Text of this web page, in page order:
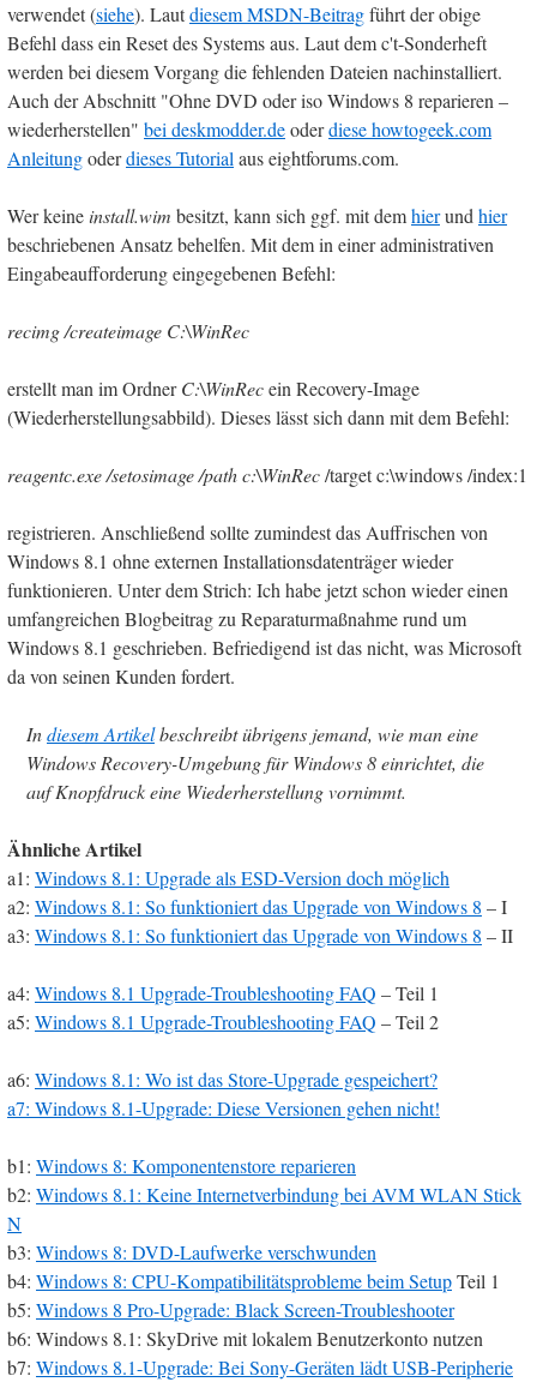
verwendet (siehe). Lautdiesem MSDN-Beitragführt der obige
Befehl dass ein Reset des Systems aus. Laut dem c't-Sonderheft
werden bei diesem Vorgang die fehlenden Dateien nachinstalliert.
Auch der Abschnitt "Ohne DVD oder iso Windows 8 reparieren –
wiederherstellen" bei deskmodder.deoderdiese howtogeek.com
Anleitungoderdieses Tutorialaus eightforums.com.
Wer keineinstall.wim besitzt, kann sich ggf. mit demhierundhier
beschriebenen Ansatz behelfen. Mit dem in einer administrativen
Eingabeaufforderung eingegebenen Befehl:
recimg /createimage C:\WinRec
erstellt man im OrdnerC:\WinRecein Recovery-Image
(Wiederherstellungsabbild). Dieses lässt sich dann mit dem Befehl:
reagentc.exe /setosimage /path c:\WinRec/target c:\windows /index:1
registrieren. Anschließend sollte zumindest das Auffrischen von
Windows 8.1 ohne externen Installationsdatenträger wieder
funktionieren. Unter dem Strich: Ich habe jetzt schon wieder einen
umfangreichen Blogbeitrag zu Reparaturmaßnahme rund um
Windows 8.1 geschrieben. Befriedigend ist das nicht, was Microsoft
da von seinen Kunden fordert.
Indiesem Artikelbeschreibt übrigens jemand, wie man eine
Windows Recovery-Umgebung für Windows 8 einrichtet, die
auf Knopfdruck eine Wiederherstellung vornimmt.
Ähnliche Artikel
a1: Windows 8.1: Upgrade als ESD-Version doch möglich
a2: Windows 8.1: So funktioniert das Upgrade von Windows 8 – I
a3: Windows 8.1: So funktioniert das Upgrade von Windows 8 – II
a4: Windows 8.1 Upgrade-Troubleshooting FAQ – Teil 1
a5: Windows 8.1 Upgrade-Troubleshooting FAQ – Teil 2
a6: Windows 8.1: Wo ist das Store-Upgrade gespeichert?
a7: Windows 8.1-Upgrade: Diese Versionen gehen nicht!
b1: Windows 8: Komponentenstore reparieren
b2: Windows 8.1: Keine Internetverbindung bei AVM WLAN Stick
N
b3: Windows 8: DVD-Laufwerke verschwunden
b4: Windows 8: CPU-Kompatibilitätsprobleme beim SetupTeil 1
b5: Windows 8 Pro-Upgrade: Black Screen-Troubleshooter
b6: Windows 8.1: SkyDrive mit lokalem Benutzerkonto nutzen
b7: Windows 8.1-Upgrade: Bei Sony-Geräten lädt USB-Peripherie